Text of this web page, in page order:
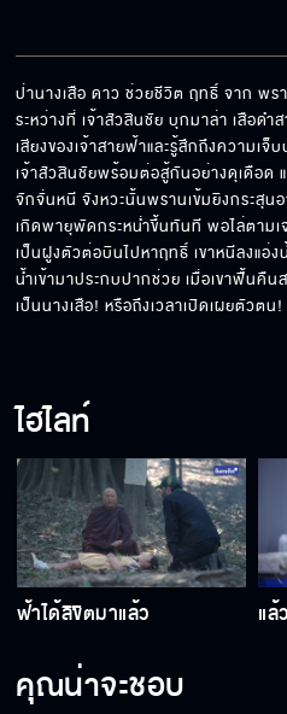
อาหารป่าม
อาวุธเถื่อน
มาง้อด้วยช่อ
หมู่บ้านหรือ
ป่านางเสือ ดาว ช่วยชีวิต ฤทธิ์ จาก พร
ระหว่างที่ เจ้าสัวสินชัย บุกมาล่า เสือด
เสียงของเจ้าสายฟ้าและรู้สึกถึงความเ
เจ้าสัวสินชัยพร้อมต่อสู้กันอย่างดุเดือด
จักจั่นหนี จังหวะนั้นพรานเข้มยิงกระสุน
เกิดพายุพัดกระหน่ำขึ้นทันที พอไล่ตามเ
เป็นฝูงตัวต่อบินไปหาฤทธิ์ เขาหนีลงแอ่
น้ำเข้ามาประกบปากช่วย เมื่อเขาฟื้นคื
เป็นนางเสือ! หรือถึงเวลาเปิดเผยตัวตน!
ไฮไลท์
ฟ้าได้ลิขิตมาแล้ว แล้
คุณน่าจะชอบ